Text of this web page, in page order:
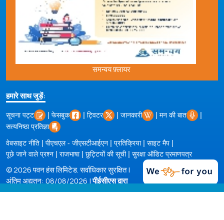
समन्वय फ़्लायर
हमारे साथ जुड़ें:
सूचना पट्ट | फेसबुक | ट्विटर | जानकारी | मन की बात |
सत्यनिष्ठा प्रतिज्ञा
वेबसाइट नीति | पीएचएल - जीएसटीआईएन | प्रतिक्रिया| साइट मैप |
पूछे जाने वाले प्रश्न | राजभाषा| छुट्टियों की सूची| सुरक्षा ऑडिट प्रमाणपत्र
© 2026 पवन हंस लिमिटेड. सर्वाधिकार सुरक्षित |
अंतिम अद्यतन: 08/08/2026 |पीईसीएस द्वारा
संचालित